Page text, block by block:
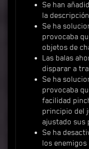
Se han
la
Se ha
provocaba
objetos de
Las balas
disparar a
Se ha
provocaba
facilidad
principio del
ajustado sus
Se ha
los